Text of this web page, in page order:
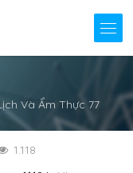
Và Ẩm Thực 77
1.118